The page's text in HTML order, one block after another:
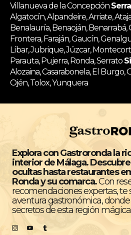
Villanueva de la Concepción
Algatocín, Alpandeire, Arriate,
Benalauría, Benaoján, Benarrabá,
Frontera, Faraján, Gaucín,
Líbar, Jubrique, Júzcar,
Parauta, Pujerra, Ronda, Serrato
Alozaina, Casarabonela, El Burgo,
Ojén, Tolox, Yunquera
Explora con Gastroronda la
interior de Málaga.
ocultas hasta restaurantes
Ronda y su comarca.Con
recomendaciones expertas,
aventura gastronómica,
secretos de esta región mágica.